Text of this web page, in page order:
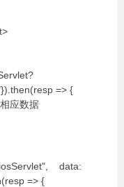
=> {
应数据
data:
=> {